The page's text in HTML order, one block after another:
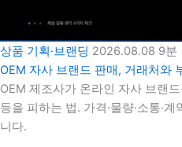
상품 기획·브랜딩 2026.08.08 9분
OEM 자사 브랜드 판매, 거래처와
OEM 제조사가 온라인 자사 브랜
등을 피하는 법. 가격·물량·소통·
니다.